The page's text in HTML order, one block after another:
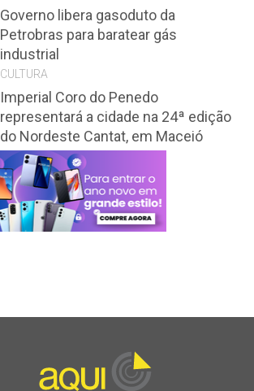
Governo libera gasoduto da
Petrobras para baratear gás
industrial
CULTURA
Imperial Coro do Penedo
representará a cidade na 24ª edição
do Nordeste Cantat, em Maceió